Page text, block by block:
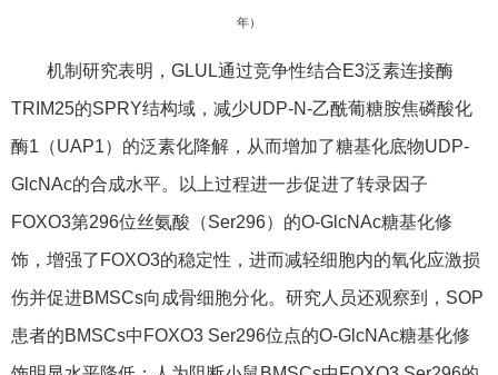
年）
机制研究表明，GLUL通过竞争性结合E3泛素连接酶
TRIM25的SPRY结构域，减少UDP-N-乙酰葡糖胺焦磷酸化
酶1（UAP1）的泛素化降解，从而增加了糖基化底物UDP-
GlcNAc的合成水平。以上过程进一步促进了转录因子
FOXO3第296位丝氨酸（Ser296）的O-GlcNAc糖基化修
饰，增强了FOXO3的稳定性，进而减轻细胞内的氧化应激损
伤并促进BMSCs向成骨细胞分化。研究人员还观察到，SOP
患者的BMSCs中FOXO3 Ser296位点的O-GlcNAc糖基化修